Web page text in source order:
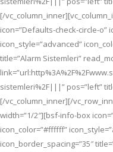
[/
icon=”Defaults-check-circle-o”
icon_style=”advanced”
title=”Alarm Sistemleri”
sistemleri%2F|||” pos=”left”
[/vc_column_inner][/
width=”1/2″][bsf-info-box
icon_color=”#ffffff”
icon_border_spacing=”35″